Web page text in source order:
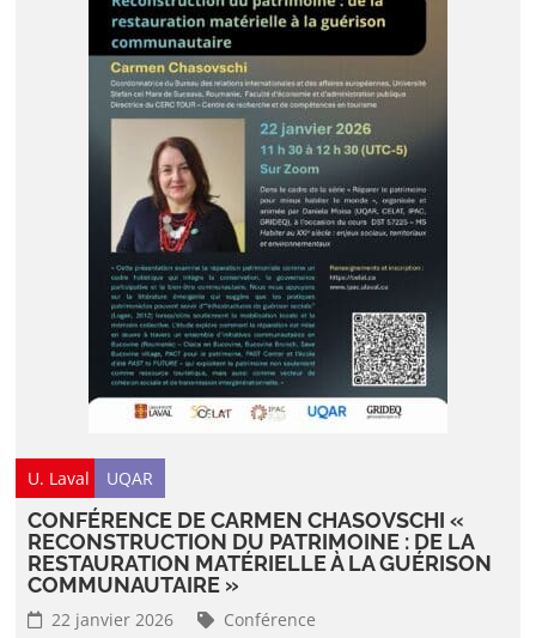
U. Laval UQAR
CONFÉRENCE DE CARMEN CHASOVSCHI «
RECONSTRUCTION DU PATRIMOINE : DE LA
RESTAURATION MATÉRIELLE À LA GUÉRISON
COMMUNAUTAIRE »
22 janvier 2026
Conférence